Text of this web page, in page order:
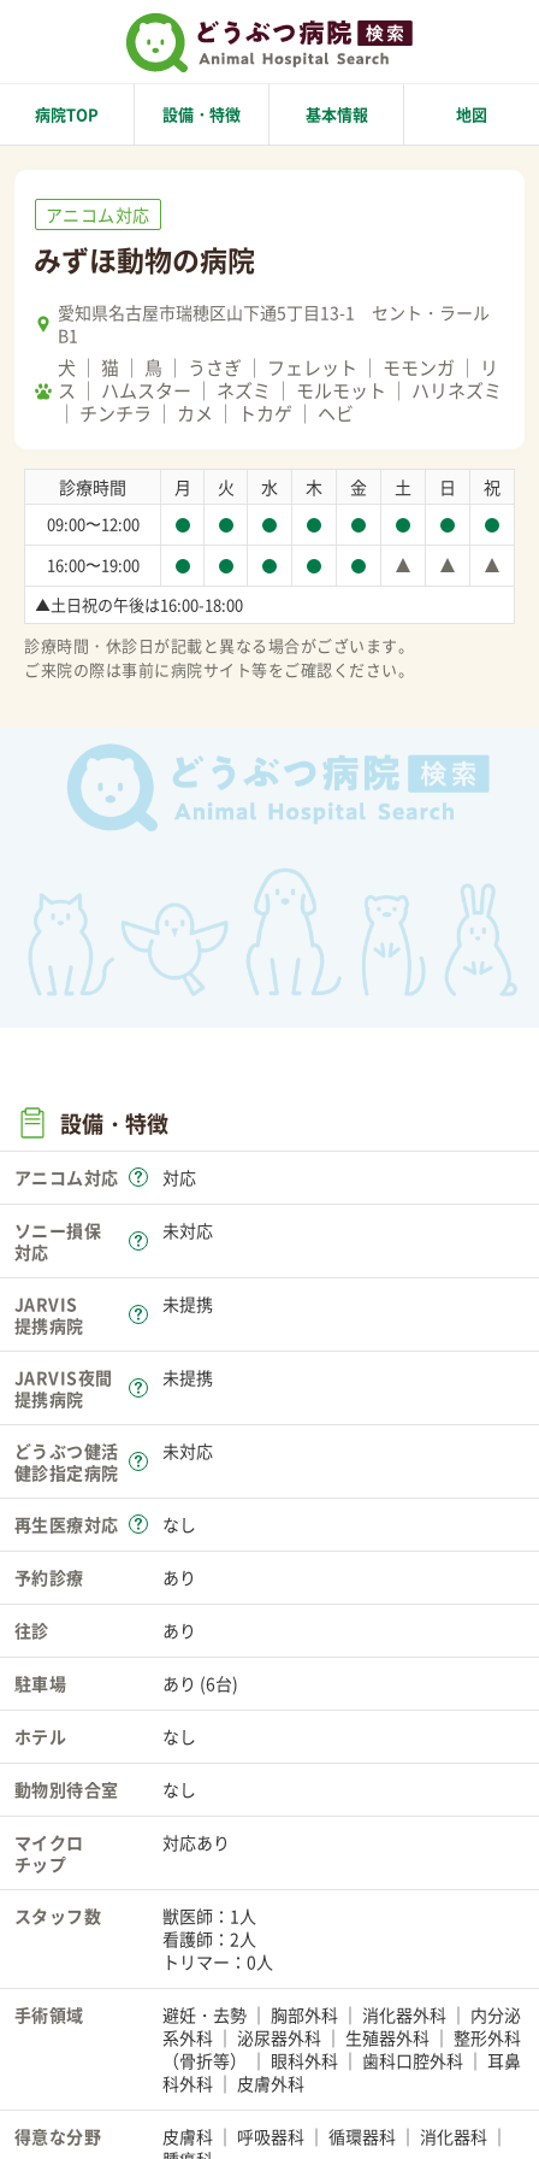
病院TOP 設備・特徴 基本情報 地図
アニコム対応
みずほ動物の病院
愛知県名古屋市瑞穂区山下通5丁目13-1 セント・ラール
B1
犬 猫 鳥 うさぎ フェレット モモンガ
リ
ス
ハムスター ネズミ モルモット
ハリネズミ
チンチラ
カメ トカゲ ヘビ
診療時間 月 火 水 木 金 土 日 祝
09:00〜12:00
16:00〜19:00
▲土日祝の午後は16:00-18:00
診療時間・休診日が記載と異なる場合がございます。
ご来院の際は事前に病院サイト等をご確認ください。
設備・特徴
アニコム対応 対応
ソニー損保
対応
未対応
JARVIS
提携病院
未提携
JARVIS夜間
提携病院
未提携
どうぶつ健活
健診指定病院
未対応
再生医療対応 なし
予約診療 あり
往診 あり
駐車場 あり (6台)
ホテル なし
動物別待合室 なし
マイクロ
チップ
対応あり
スタッフ数
獣医師：1人
看護師：2人
トリマー：0人
手術領域 避妊・去勢 胸部外科 消化器外科
内分泌
系外科
泌尿器外科 生殖器外科
整形外科
（骨折等）
眼科外科 歯科口腔外科
耳鼻
科外科
皮膚外科
得意な分野 皮膚科 呼吸器科 循環器科
消化器科